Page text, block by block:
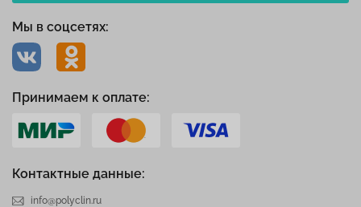
Контактные данные:
info@polyclin.ru
Мы в соцсетях:
Принимаем к оплате: